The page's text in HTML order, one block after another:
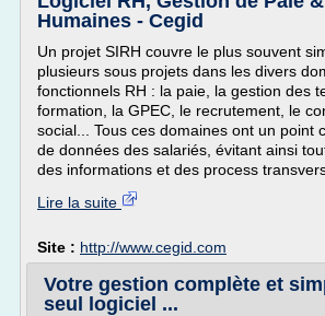
Humaines - Cegid
Un projet SIRH couvre le plus souvent
plusieurs sous projets dans les divers
fonctionnels RH : la paie, la gestion des
formation, la GPEC, le recrutement, le
social... Tous ces domaines ont un point
de données des salariés, évitant ainsi
des informations et des process
Lire la suite
Site : http://www.cegid.com
Votre gestion complète et
seul logiciel ...